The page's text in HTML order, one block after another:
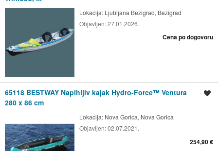
Lokacija: Ljubljana Bežigrad, Bežigrad
Objavljen:27.01.2026.
Cena po dogovoru
65118 BESTWAY Napihljiv kajak Hydro-Force™ Ventura
280 x 86 cm
Lokacija: Nova Gorica, Nova Gorica
Objavljen:02.07.2021.
254,90 €